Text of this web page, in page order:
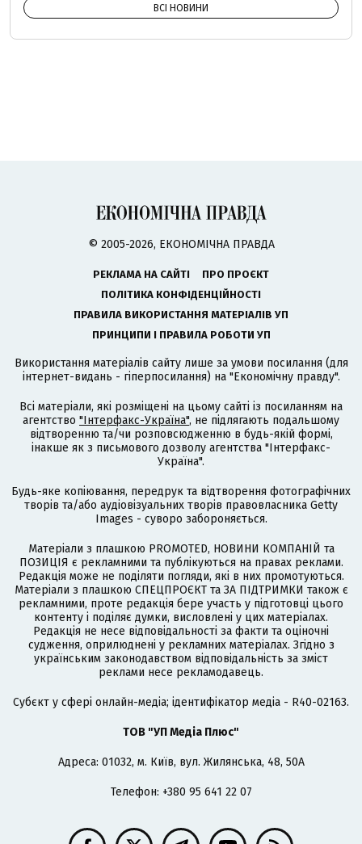
ВСІ НОВИНИ
© 2005-2026, ЕКОНОМІЧНА ПРАВДА
РЕКЛАМА НА САЙТІ
ПРО ПРОЄКТ
ПОЛІТИКА КОНФІДЕНЦІЙНОСТІ
ПРАВИЛА ВИКОРИСТАННЯ МАТЕРІАЛІВ УП
ПРИНЦИПИ І ПРАВИЛА РОБОТИ УП
Використання матеріалів сайту лише за умови посилання (для
інтернет-видань - гіперпосилання) на "Економічну правду".
Всі матеріали, які розміщені на цьому сайті із посиланням на
агентство "Інтерфакс-Україна", не підлягають подальшому
відтворенню та/чи розповсюдженню в будь-якій формі,
інакше як з письмового дозволу агентства "Інтерфакс-
Україна".
Будь-яке копіювання, передрук та відтворення фотографічних
творів та/або аудіовізуальних творів правовласника Getty
Images - суворо забороняється.
Матеріали з плашкою PROMOTED, НОВИНИ КОМПАНІЙ та
ПОЗИЦІЯ є рекламними та публікуються на правах реклами.
Редакція може не поділяти погляди, які в них промотуються.
Матеріали з плашкою СПЕЦПРОЄКТ та ЗА ПІДТРИМКИ також є
рекламними, проте редакція бере участь у підготовці цього
контенту і поділяє думки, висловлені у цих матеріалах.
Редакція не несе відповідальності за факти та оціночні
судження, оприлюднені у рекламних матеріалах. Згідно з
українським законодавством відповідальність за зміст
реклами несе рекламодавець.
Cубєкт у сфері онлайн-медіа; ідентифікатор медіа - R40-02163.
ТОВ "УП Медіа Плюс"
Адреса: 01032, м. Київ, вул. Жилянська, 48, 50А
Телефон: +380 95 641 22 07